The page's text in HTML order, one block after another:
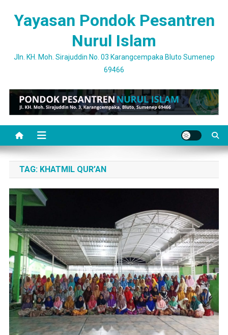
Yayasan Pondok Pesantren
Nurul Islam
Jln. KH. Moh. Sirajuddin No. 03 Karangcempaka Bluto Sumenep
69466
TAG: KHATMIL QUR’AN